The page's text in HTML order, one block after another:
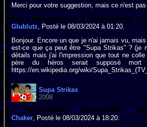
Merci pour votre suggestion, mais ce n'est
Glublutz , Posté le 08/03/2024 à 01:20.
Bonjour. Encore un que je n'ai jamais vu,
est-ce que ça peut être "Supa Strikas" ? (je
détails mais j'ai l'impression que tout ne
père du héros serait supposé mort
https://en.wikipedia.org/wiki/
Supa Strikas
2008
Chaker , Posté le 08/03/2024 à 18:20.